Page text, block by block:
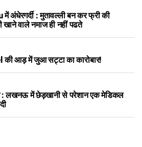
अंधेरगर्दी : मुतावल्ली बन कर फ्री की
खाने वाले नमाज ही नहीं पढते
आड़ में जुआ सट्टा का कारोबार!
: लखनऊ में छेड़खानी से परेशान एक मेडिकल